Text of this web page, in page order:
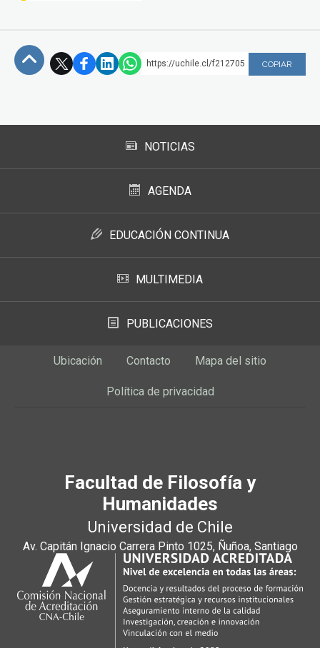
https://uchile.cl/f212705 COPIAR
NOTICIAS
AGENDA
EDUCACIÓN CONTINUA
MULTIMEDIA
PUBLICACIONES
Ubicación Contacto Mapa del sitio
Política de privacidad
Facultad de Filosofía y
Humanidades
Universidad de Chile
Av. Capitán Ignacio Carrera Pinto 1025, Ñuñoa, Santiago